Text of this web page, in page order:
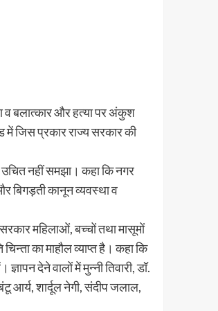
व बलात्कार और हत्या पर अंकुश
में जिस प्रकार राज्य सरकार की
उचित नहीं समझा। कहा कि नगर
बिगड़ती कानून व्यवस्था व
महिलाओं, बच्चों तथा मासूमों
का माहौल व्याप्त है। कहा कि
देने वालों में मुन्नी तिवारी, डॉ.
आर्य, शार्दूल नेगी, संदीप जलाल,